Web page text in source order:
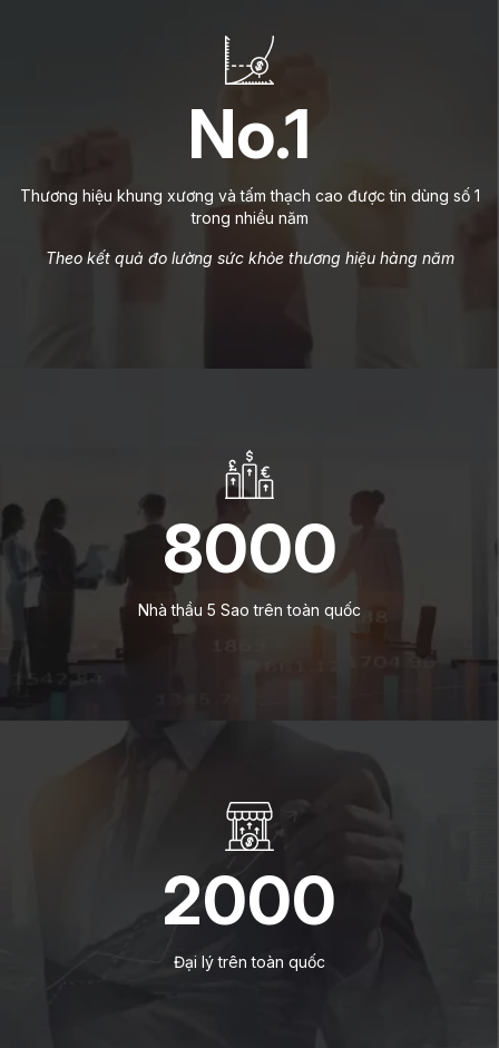
No.1
Thương hiệu khung xương và tấm thạch cao được tin dùng số 1
trong nhiều năm
Theo kết quả đo lường sức khỏe thương hiệu hàng năm
8000
Nhà thầu 5 Sao trên toàn quốc
2000
Đại lý trên toàn quốc